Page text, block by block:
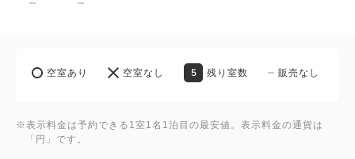
白の湯」をお楽しみいただけます。
1100円・小人[3才～小学6年生迄]550円）
す。通常料金にて乗船後にフロントにて返金等はでき
ませんので予めご承知おきください。
空室あり 空室なし 5 残り室数 販売なし
※表示料金は予約できる1室1名1泊目の最安値。表示料金の通貨は
「円」です。